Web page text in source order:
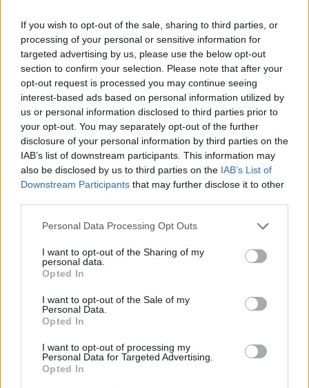
If you wish to opt-out of the sale, sharing to third parties, or
processing of your personal or sensitive information for
targeted advertising by us, please use the below opt-out
section to confirm your selection. Please note that after your
opt-out request is processed you may continue seeing
interest-based ads based on personal information utilized by
us or personal information disclosed to third parties prior to
your opt-out. You may separately opt-out of the further
disclosure of your personal information by third parties on the
IAB’s list of downstream participants. This information may
also be disclosed by us to third parties on the IAB’s List of
Downstream Participants that may further disclose it to other
Personal Data Processing Opt Outs
I want to opt-out of the Sharing of my
personal data.
Opted In
I want to opt-out of the Sale of my
Personal Data.
Opted In
I want to opt-out of processing my
Personal Data for Targeted Advertising.
Opted In
Mistura e combina sons das versões 1 a 9.
Experimenta ritmos e melodias arrastando ícones para os
avatares no ecrã.
Dá asas à tua imaginação, desenvolvendo composições
musicais únicas e surpreendentes.
Grande variedade de sons: uma caixa de ferramentas
musical gigantesca para explorar e criar.
Quem criou o Incredibox Ultimate?
Este jogo foi desenvolvido no motor MIT Scratch por
InfinityChubs88.
JOGOS DE HABILIDADE
COLEÇÕES DE JOGOS
JOGOS DE DJ